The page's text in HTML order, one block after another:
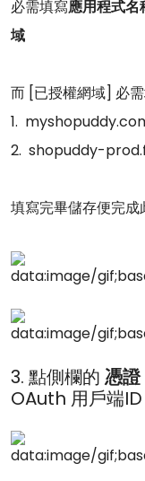
必需填寫應用程式名
域
而 [已授權網域] 必
1.
2. shopuddy-
填寫完畢儲存便完成
3. 點側欄的 憑證
OAuth 用戶端ID